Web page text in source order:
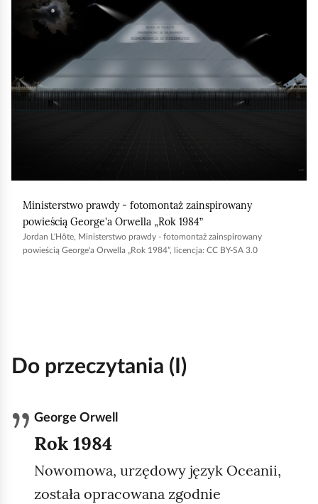
i
ć
o
d
Ministerstwo prawdy - fotomontaż zainspirowany
powieścią George'a Orwella „Rok 1984”
Jordan L'Hôte, Ministerstwo prawdy - fotomontaż zainspirowany
powieścią George'a Orwella „Rok 1984”, licencja: CC BY-SA 3.0
Do przeczytania (I)
George Orwell
Rok 1984
Nowomowa, urzędowy język Oceanii,
została opracowana zgodnie